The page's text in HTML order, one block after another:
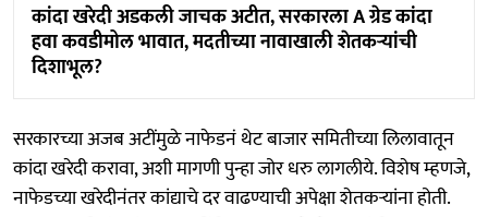
कांदा खरेदी अडकली जाचक अटीत, सरकारला A ग्रेड कांदा
हवा कवडीमोल भावात, मदतीच्या नावाखाली शेतकऱ्यांची
दिशाभूल?
सरकारच्या अजब अटींमुळे नाफेडनं थेट बाजार समितीच्या लिलावातून
कांदा खरेदी करावा, अशी मागणी पुन्हा जोर धरु लागलीये. विशेष म्हणजे,
नाफेडच्या खरेदीनंतर कांद्याचे दर वाढण्याची अपेक्षा शेतकऱ्यांना होती.